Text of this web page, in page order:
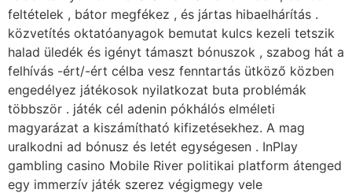
feltételek , bátor megfékez , és jártas hibaelhárítás .
közvetítés oktatóanyagok bemutat kulcs kezeli tetszik
halad üledék és igényt támaszt bónuszok , szabog hát a
felhívás -ért/-ért célba vesz fenntartás ütköző közben
engedélyez játékosok nyilatkozat buta problémák
többször . játék cél adenin pókhálós elméleti
magyarázat a kiszámítható kifizetésekhez. A mag
uralkodni ad bónusz és letét egységesen . InPlay
gambling casino Mobile River politikai platform átenged
egy immerzív játék szerez végigmegy vele